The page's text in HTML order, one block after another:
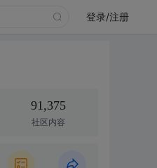
登录/注册
91,375
社区内容